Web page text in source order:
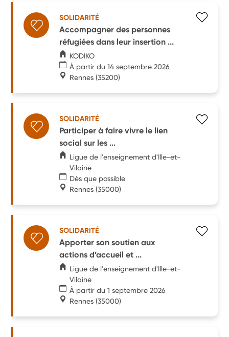
SOLIDARITÉ
Accompagner des personnes
réfugiées dans leur insertion ...
KODIKO
À partir du 14 septembre 2026
Rennes (35200)
SOLIDARITÉ
Participer à faire vivre le lien
social sur les ...
Ligue de l'enseignement d'Ille-et-
Vilaine
Dès que possible
Rennes (35000)
SOLIDARITÉ
Apporter son soutien aux
actions d’accueil et ...
Ligue de l'enseignement d'Ille-et-
Vilaine
À partir du 1 septembre 2026
Rennes (35000)